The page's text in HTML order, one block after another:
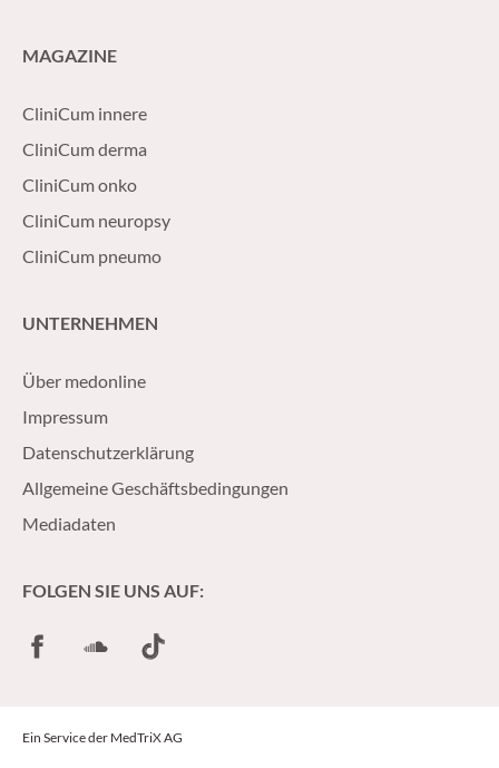
MAGAZINE
CliniCum innere
CliniCum derma
CliniCum onko
CliniCum neuropsy
CliniCum pneumo
UNTERNEHMEN
Über medonline
Impressum
Datenschutzerklärung
Allgemeine Geschäftsbedingungen
Mediadaten
FOLGEN SIE UNS AUF:
FacebookSoundCloud
TikTok
Ein Service der MedTriX AG